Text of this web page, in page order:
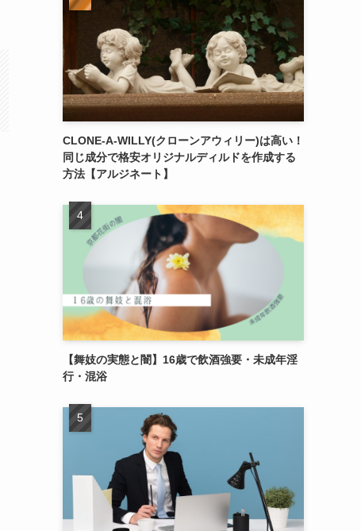
CLONE-A-WILLY(クローンアウィリー)は高い！
同じ成分で格安オリジナルディルドを作成する
方法【アルジネート】
【舞妓の実態と闇】16歳で飲酒強要・未成年淫
行・混浴